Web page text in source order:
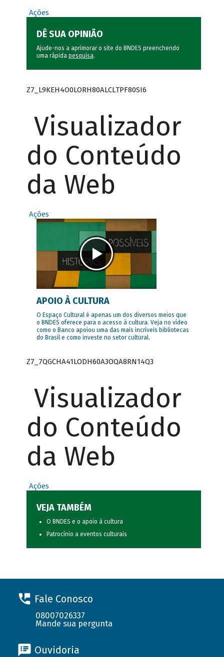
Ações
DÊ SUA OPINIÃO
Ajude-nos a aprimorar o site do BNDES preenchendo
uma rápida pesquisa.
Z7_L9KEH4O0LORH80ALCLTPF80SI6
Visualizador
do Conteúdo
da Web
Ações
APOIO À CULTURA
O Espaço Cultural é apenas um dos diversos meios que
o BNDES oferece para o acesso à cultura. Veja no vídeo
como o Banco apoiou uma das mais incríveis bibliotecas
do Brasil e como investe no setor cultural.
Z7_7QGCHA41LODH60A3OQA8RN14Q3
Visualizador
do Conteúdo
da Web
Ações
VEJA TAMBÉM
O BNDES e o apoio à cultura
Patrocínio a eventos culturais
Fale Conosco
08007026337
Mande sua pergunta
Ouvidoria